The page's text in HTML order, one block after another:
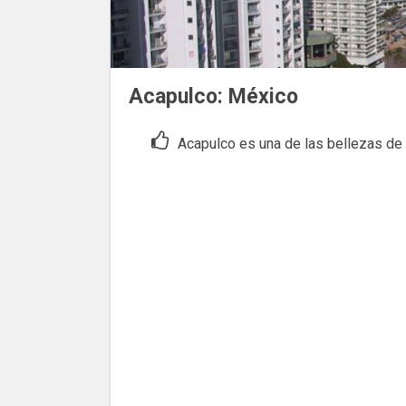
Acapulco: México
Acapulco es una de las bellezas